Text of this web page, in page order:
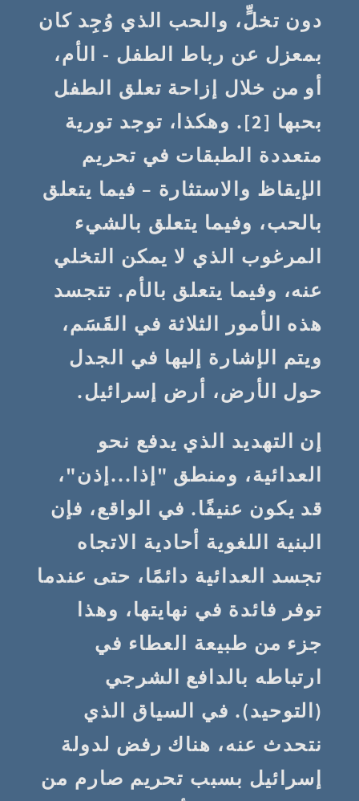
دون تخلٍّ، والحب الذي وُجِد كان
بمعزل عن رباط الطفل - الأم،
أو من خلال إزاحة تعلق الطفل
بحبها [2]. وهكذا، توجد تورية
متعددة الطبقات في تحريم
الإيقاظ والاستثارة – فيما يتعلق
بالحب، وفيما يتعلق بالشيء
المرغوب الذي لا يمكن التخلي
عنه، وفيما يتعلق بالأم. تتجسد
هذه الأمور الثلاثة في القَسَم،
ويتم الإشارة إليها في الجدل
حول الأرض، أرض إسرائيل.
إن التهديد الذي يدفع نحو
العدائية، ومنطق "إذا...إذن"،
قد يكون عنيفًا. في الواقع، فإن
البنية اللغوية أحادية الاتجاه
تجسد العدائية دائمًا، حتى عندما
توفر فائدة في نهايتها، وهذا
جزء من طبيعة العطاء في
ارتباطه بالدافع الشرجي
(التوحيد). في السياق الذي
نتحدث عنه، هناك رفض لدولة
إسرائيل بسبب تحريم صارم من